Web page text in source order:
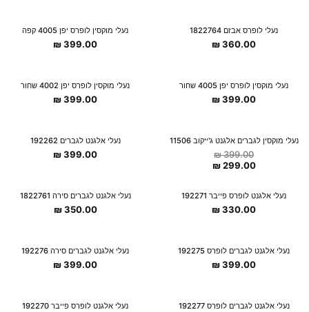
נעלי לופרס אבזם 1822764
360.00
₪
נעלי מוקסין לופרס יפן 4005 קפה
399.00
₪
נעלי מוקסין לופרס יפן 4005 שחור
399.00
₪
נעלי מוקסין לופרס יפן 4002 שחור
399.00
₪
OUTLET
נעלי מוקסין לגברים אלגנט ג'ייקוב 11506
399.00
₪
299.00
₪
נעלי אלגנט לגברים 192262
399.00
₪
נעלי אלגנט לופרס פייבר 192271
330.00
₪
נעלי אלגנט לגברים סירה 1822761
350.00
₪
נעלי אלגנט לגברים לופרס 192275
399.00
₪
נעלי אלגנט לגברים סירה 192276
399.00
₪
נעלי אלגנט לגברים לופרס 192277 נעלי אלגנט לופרס פייבר 192270